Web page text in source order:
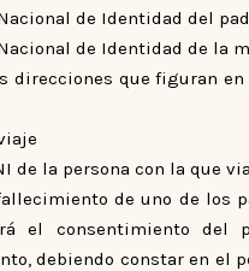
de Identidad del
de Identidad de la
direcciones que figuran
de la persona con la que
de uno de los
el consentimiento del
debiendo constar en el